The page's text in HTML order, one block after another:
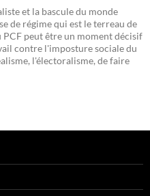
et la bascule du monde
de régime qui est le terreau de
peut être un moment décisif
contre l'imposture sociale du
l'électoralisme, de faire